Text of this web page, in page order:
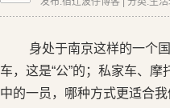
身处于南京这样的一个
车，这是“公”的；私家车、摩
中的一员，哪种方式更适合我